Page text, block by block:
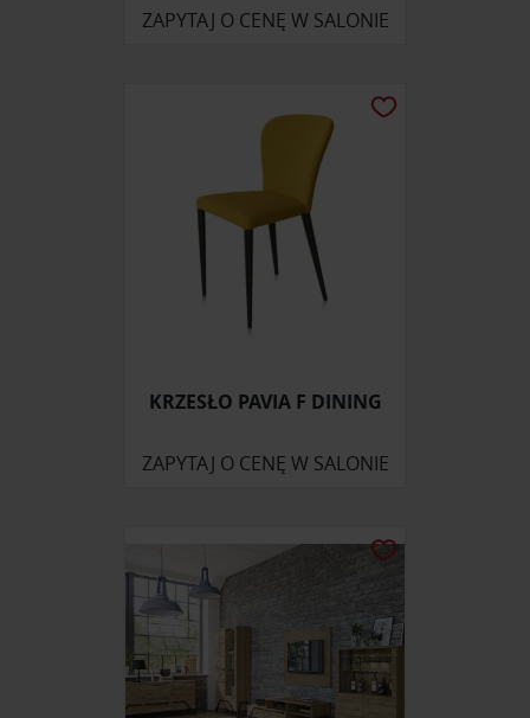
ZAPYTAJ O CENĘ W SALONIE
KRZESŁO PAVIA F DINING
ZAPYTAJ O CENĘ W SALONIE